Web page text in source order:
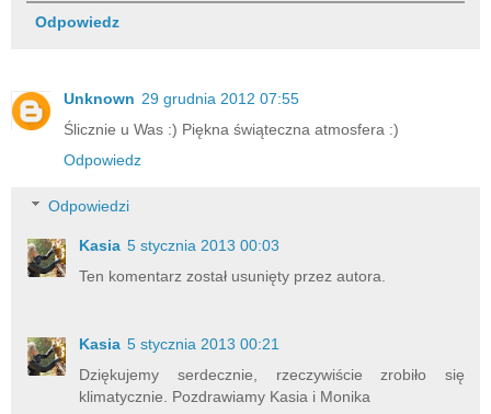
Odpowiedz
Unknown 29 grudnia 2012 07:55
Ślicznie u Was :) Piękna świąteczna atmosfera :)
Odpowiedz
Odpowiedzi
Kasia 5 stycznia 2013 00:03
Ten komentarz został usunięty przez autora.
Kasia 5 stycznia 2013 00:21
Dziękujemy serdecznie, rzeczywiście zrobiło się
klimatycznie. Pozdrawiamy Kasia i Monika